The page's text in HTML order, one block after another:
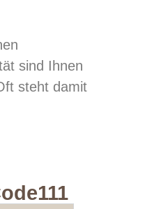
sind Ihnen
steht damit